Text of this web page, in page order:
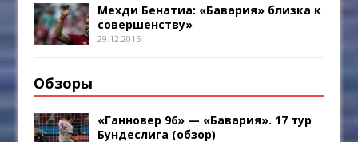
Мехди Бенатиа: «Бавария» близка к
совершенству»
29.12.2015
Обзоры
«Ганновер 96» — «Бавария». 17 тур
Бундеслига (обзор)